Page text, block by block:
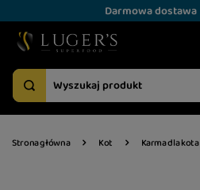
Darmowa dostawa
Strona główna Kot Karma dla kota